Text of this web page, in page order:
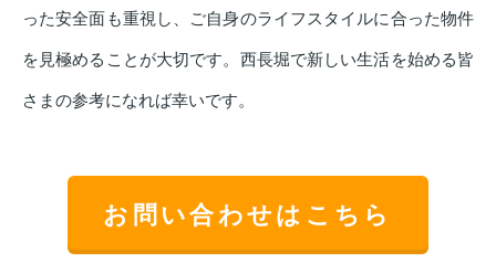
った安全面も重視し、ご自身のライフスタイルに合った物件
を見極めることが大切です。西長堀で新しい生活を始める皆
さまの参考になれば幸いです。
お問い合わせはこちら